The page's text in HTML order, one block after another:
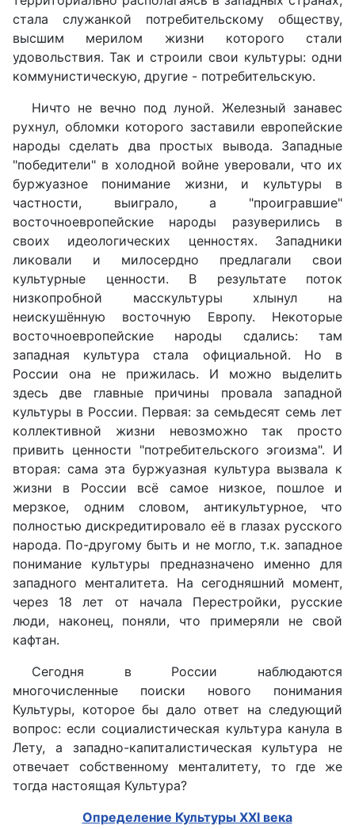
стала служанкой потребительскому обществу,
высшим мерилом жизни которого стали
удовольствия. Так и строили свои культуры: одни
коммунистическую, другие - потребительскую.
Ничто не вечно под луной. Железный занавес
рухнул, обломки которого заставили европейские
народы сделать два простых вывода. Западные
"победители" в холодной войне уверовали, что их
буржуазное понимание жизни, и культуры в
частности, выиграло, а "проигравшие"
восточноевропейские народы разуверились в
своих идеологических ценностях. Западники
ликовали и милосердно предлагали свои
культурные ценности. В результате поток
низкопробной масскультуры хлынул на
неискушённую восточную Европу. Некоторые
восточноевропейские народы сдались: там
западная культура стала официальной. Но в
России она не прижилась. И можно выделить
здесь две главные причины провала западной
культуры в России. Первая: за семьдесят семь лет
коллективной жизни невозможно так просто
привить ценности "потребительского эгоизма". И
вторая: сама эта буржуазная культура вызвала к
жизни в России всё самое низкое, пошлое и
мерзкое, одним словом, антикультурное, что
полностью дискредитировало её в глазах русского
народа. По-другому быть и не могло, т.к. западное
понимание культуры предназначено именно для
западного менталитета. На сегодняшний момент,
через 18 лет от начала Перестройки, русские
люди, наконец, поняли, что примеряли не свой
кафтан.
Сегодня в России наблюдаются
многочисленные поиски нового понимания
Культуры, которое бы дало ответ на следующий
вопрос: если социалистическая культура канула в
Лету, а западно-капиталистическая культура не
отвечает собственному менталитету, то где же
тогда настоящая Культура?
Определение Культуры XXI века